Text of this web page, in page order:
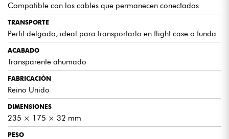
Compatible con los cables que permanecen conectados
TRANSPORTE
Perfil delgado, ideal para transportarlo en flight case o funda
ACABADO
Transparente ahumado
FABRICACIÓN
Reino Unido
DIMENSIONES
235 × 175 × 32 mm
PESO